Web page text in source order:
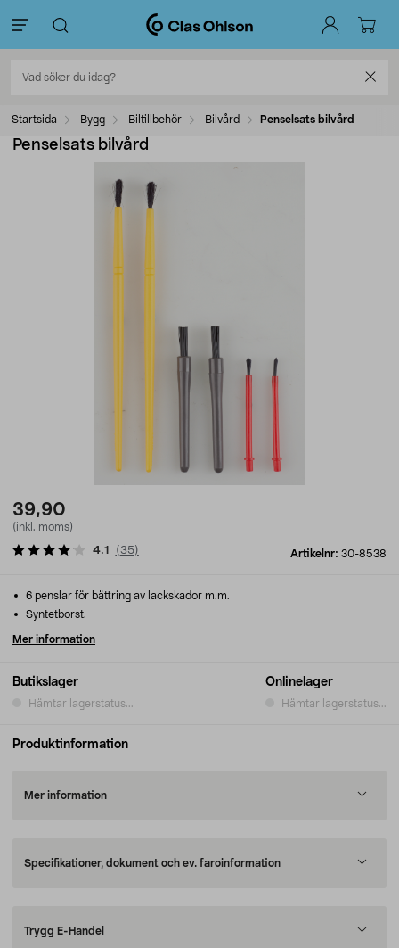
Startsida Bygg Biltillbehör Bilvård Penselsats bilvård
Penselsats bilvård
39,90
(inkl. moms)
Artikelnr: 30-8538
4.1 (35)
Butikslager
Hämtar lagerstatus...
Onlinelager
Hämtar lagerstatus...
6 penslar för bättring av lackskador m.m.
Syntetborst.
Mer information
Produktinformation
Mer information
Specifikationer, dokument och ev. faroinformation
Trygg E-Handel